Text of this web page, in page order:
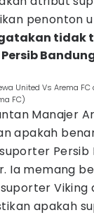
penonton
tidak
United Vs Arema FC
FC)
Manajer
apakah
Persib
Ia memang
Viking
apakah